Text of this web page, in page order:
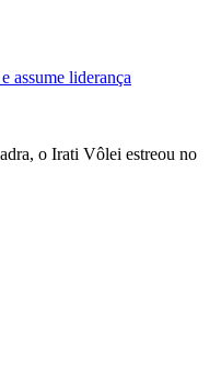
assume liderança
o Irati Vôlei estreou no